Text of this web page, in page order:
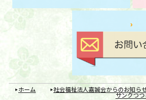
ホーム 社会福祉法人嘉誠会からのお知ら
サンクつつ